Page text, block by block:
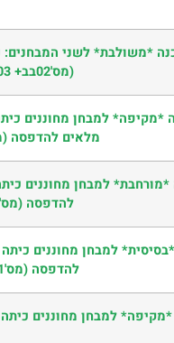
*משולבת* לשני
(מס'02בב+ 03)
מלאים להדפסה
להדפסה
להדפסה (מס'01)
למבחן מחוננים